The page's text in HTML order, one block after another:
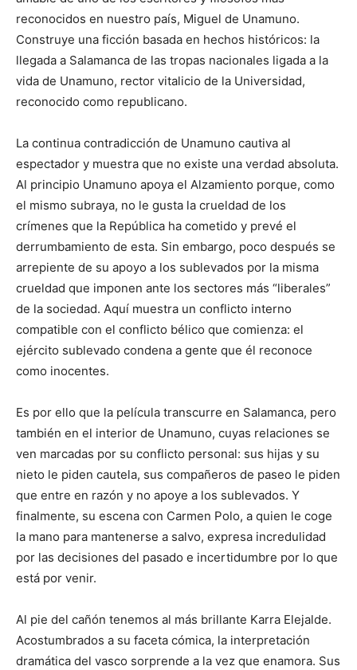
reconocidos en nuestro país, Miguel de Unamuno.
Construye una ficción basada en hechos históricos: la
llegada a Salamanca de las tropas nacionales ligada a la
vida de Unamuno, rector vitalicio de la Universidad,
reconocido como republicano.
La continua contradicción de Unamuno cautiva al
espectador y muestra que no existe una verdad absoluta.
Al principio Unamuno apoya el Alzamiento porque, como
el mismo subraya, no le gusta la crueldad de los
crímenes que la República ha cometido y prevé el
derrumbamiento de esta. Sin embargo, poco después se
arrepiente de su apoyo a los sublevados por la misma
crueldad que imponen ante los sectores más “liberales”
de la sociedad. Aquí muestra un conflicto interno
compatible con el conflicto bélico que comienza: el
ejército sublevado condena a gente que él reconoce
como inocentes.
Es por ello que la película transcurre en Salamanca, pero
también en el interior de Unamuno, cuyas relaciones se
ven marcadas por su conflicto personal: sus hijas y su
nieto le piden cautela, sus compañeros de paseo le piden
que entre en razón y no apoye a los sublevados. Y
finalmente, su escena con Carmen Polo, a quien le coge
la mano para mantenerse a salvo, expresa incredulidad
por las decisiones del pasado e incertidumbre por lo que
está por venir.
Al pie del cañón tenemos al más brillante Karra Elejalde.
Acostumbrados a su faceta cómica, la interpretación
dramática del vasco sorprende a la vez que enamora. Sus